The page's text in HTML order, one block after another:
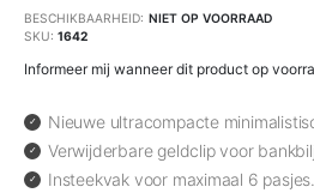
BESCHIKBAARHEID: NIET OP VOORRAAD
SKU 1642
Informeer mij wanneer dit product op
Nieuwe ultracompacte
Verwijderbare geldclip voor
Insteekvak voor maximaal 6 pasjes.